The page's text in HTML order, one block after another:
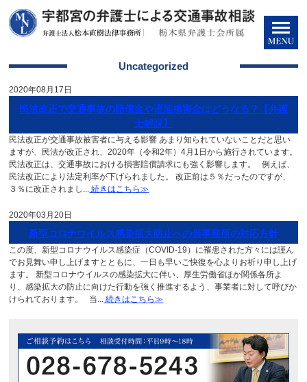
Uncategorized
2020年08月17日
民法改正で交通事故の賠償金や遅延損害金はどうなる？【弁護
士解説】
民法改正が交通事故被害者に与える影響 あまり知られていないことだと思い
ますが、民法が改正され、2020年（令和2年）4月1日から施行されています。
民法改正は、交通事故における損害賠償請求にも強く影響します。 例えば、
民法改正により法定利率が下げられました。 改正前は５％だったのですが、
３％に改正されまし...
続きはこちら≫
2020年03月20日
新型コロナウイルス感染拡大防止への当事務所の対応方針
この度、新型コロナウイルス感染症（COVID-19）に罹患された方々には謹ん
でお見舞い申し上げますとともに、一日も早いご快復を心よりお祈り申し上げ
ます。 新型コロナウイルスの感染拡大に伴い、厚生労働省ほか関係各所よ
り、感染拡大の防止に向けた行動を強く推進するよう、事業者に対して呼びか
けられております。 当... 続きはこちら≫